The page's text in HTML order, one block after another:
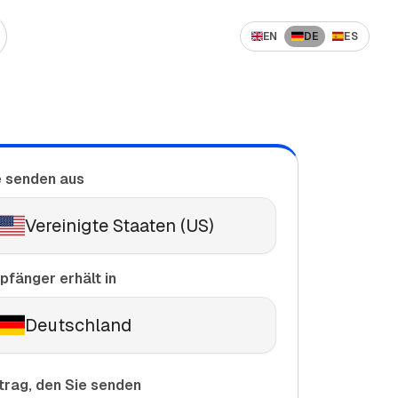
nach Pakistan
nach Serbien
nach Nigeria
Internationaler Geldtransfer:
EN DE ES
senden aus
Vereinigte Staaten (US)
erhält in
Deutschland
den Sie senden